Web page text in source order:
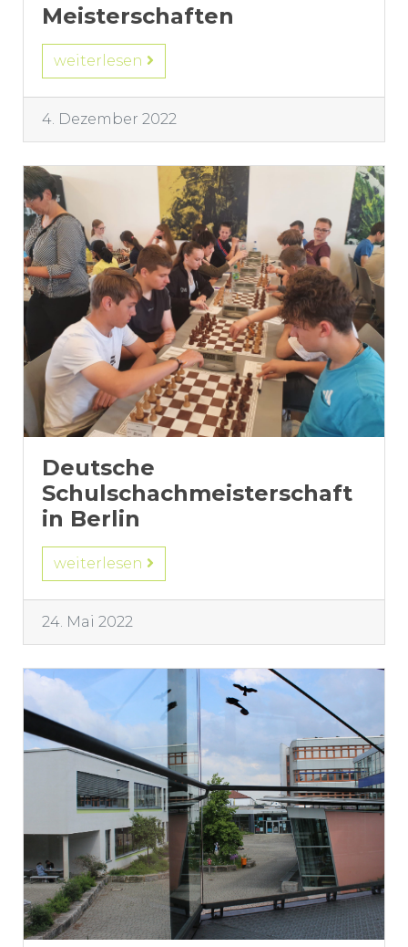
Meisterschaften
weiterlesen
4. Dezember 2022
Deutsche
Schulschachmeisterschaft
in Berlin
weiterlesen
24. Mai 2022